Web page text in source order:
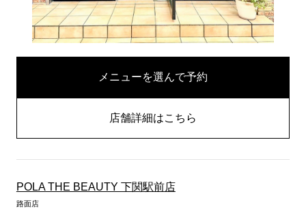
メニューを選んで予約
店舗詳細はこちら
POLA THE BEAUTY 下関駅前店
路面店